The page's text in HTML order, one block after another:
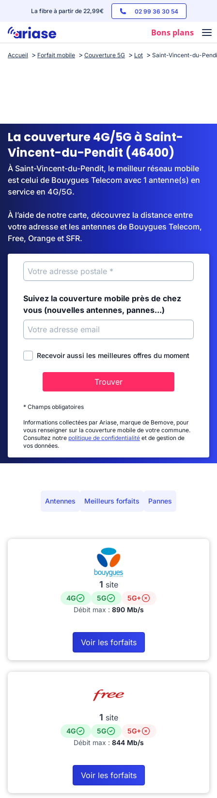
La fibre à partir de 22,99€ 02 99 36 30 54
Bons plans
Box internet
Streaming
Accueil Forfait mobile Couverture 5G Lot Saint-Vincent-du-
La couverture 4G/5G à Saint-
Vincent-du-Pendit (46400)
À Saint-Vincent-du-Pendit, le meilleur réseau mobile
est celui de Bouygues Telecom avec 1 antenne(s) en
service en 4G/5G.
À l’aide de notre carte, découvrez la distance entre
votre adresse et les antennes de Bouygues Telecom,
Free, Orange et SFR.
Suivez la couverture mobile près de chez
vous (nouvelles antennes, pannes...)
Recevoir aussi les meilleures offres du moment
Trouver
* Champs obligatoires
Informations collectées par Ariase, marque de Bemove, pour
vous renseigner sur la couverture mobile de votre commune.
Consultez notre politique de confidentialité et de gestion de
vos données.
Antennes Meilleurs forfaits Pannes
1 site
4G 5G
5G+
Débit max : 890 Mb/s
Voir les forfaits
1 site
4G 5G
5G+
Débit max : 844 Mb/s
Voir les forfaits